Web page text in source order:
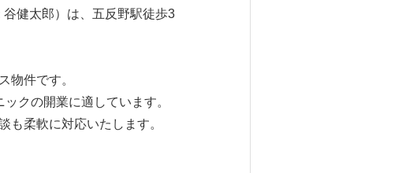
健太郎）は、五反野駅徒歩3
物件です。
クの開業に適しています。
も柔軟に対応いたします。